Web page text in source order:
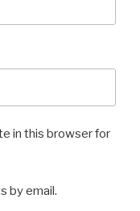
in this browser for
by email.